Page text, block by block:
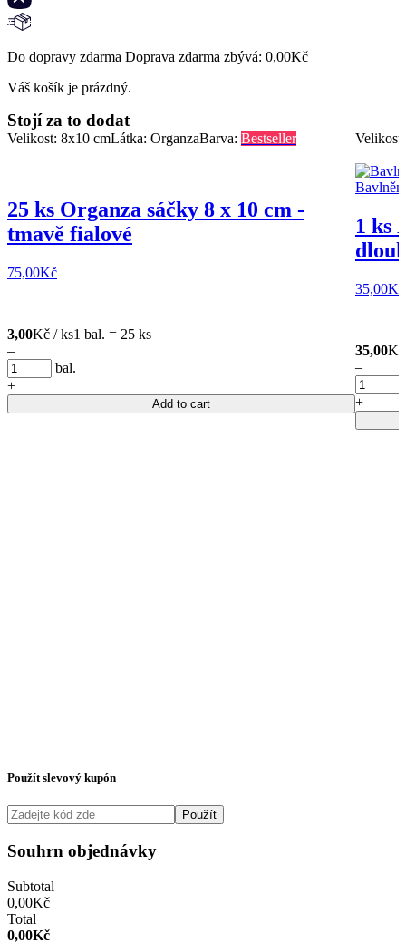
Do dopravy zdarma Doprava zdarma zbývá: 0,00Kč
Váš košík je prázdný.
Stojí za to dodat
Velikost: 8x10 cmLátka: OrganzaBarva: Bestseller
25 ks Organza sáčky 8 x 10 cm -
tmavě fialové
75,00Kč
3,00Kč / ks1 bal. = 25 ks
–
bal.
+
Add to cart
1 ks
35,00Kč
35,00
–
+
Použít slevový kupón
Použít
Souhrn objednávky
Subtotal
0,00Kč
Total
0,00Kč